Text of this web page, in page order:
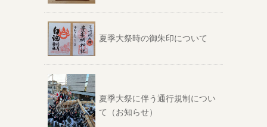
夏季大祭時の御朱印について
夏季大祭に伴う通行規制につい
て（お知らせ）